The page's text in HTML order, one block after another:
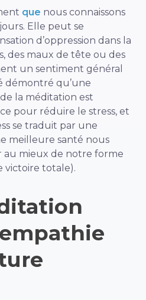
que nous connaissons
Elle peut se
d’oppression dans la
des maux de tête ou des
un sentiment général
démontré qu’une
la méditation est
pour réduire le stress, et
se traduit par une
meilleure santé nous
au mieux de notre forme
victoire totale).